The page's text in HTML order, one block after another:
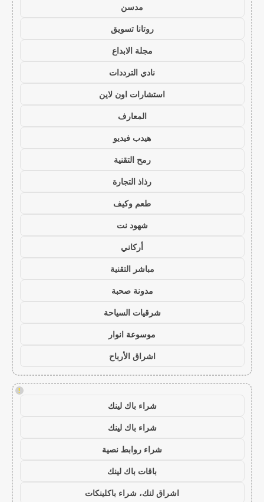
مدسن
روتانا تسويق
مجلة الابداع
نادي الترددات
استشارات اون لاين
المعارف
هيدب فيديو
رمح التقنية
رذاذ التجارة
طعم وكيف
شهود نت
أركاني
مباشر التقنية
مدونة صحبة
شرقيات السياحة
موسوعة انوار
اشراق الأرباح
!
شراء باك لينك
شراء باك لينك
شراء روابط نصية
باقات باك لينك
اشراق لنك، شراء باكلينكات